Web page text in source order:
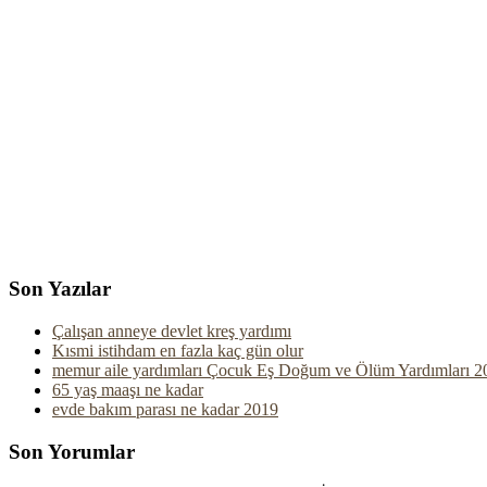
Son Yazılar
Çalışan anneye devlet kreş yardımı
Kısmi istihdam en fazla kaç gün olur
memur aile yardımları Çocuk Eş Doğum ve Ölüm Yardımları
65 yaş maaşı ne kadar
evde bakım parası ne kadar 2019
Son Yorumlar